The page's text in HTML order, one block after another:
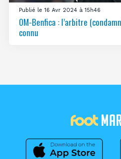
Publié le 16 Avr 2024 à 15h46
OM-Benfica : l’arbitre
connu